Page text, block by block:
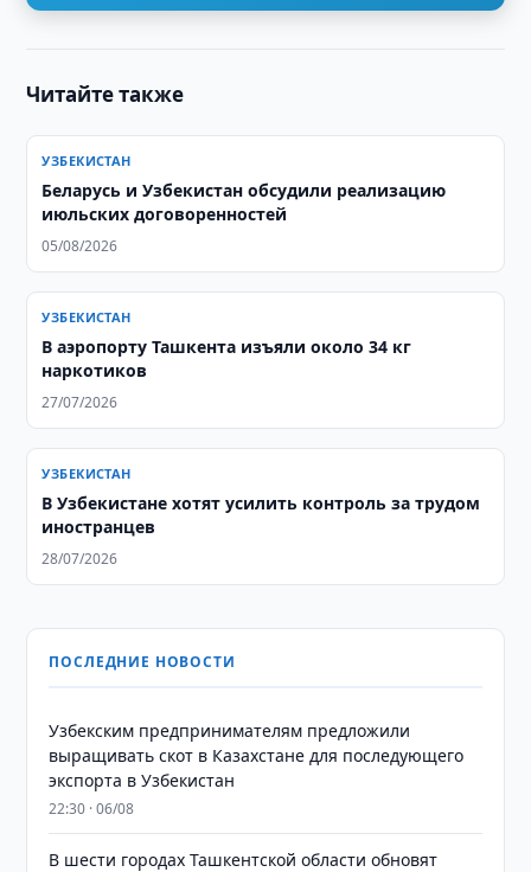
Читайте также
УЗБЕКИСТАН
Беларусь и Узбекистан обсудили реализацию
июльских договоренностей
05/08/2026
УЗБЕКИСТАН
В аэропорту Ташкента изъяли около 34 кг
наркотиков
27/07/2026
УЗБЕКИСТАН
В Узбекистане хотят усилить контроль за трудом
иностранцев
28/07/2026
ПОСЛЕДНИЕ НОВОСТИ
Узбекским предпринимателям предложили
выращивать скот в Казахстане для последующего
экспорта в Узбекистан
22:30 · 06/08
В шести городах Ташкентской области обновят